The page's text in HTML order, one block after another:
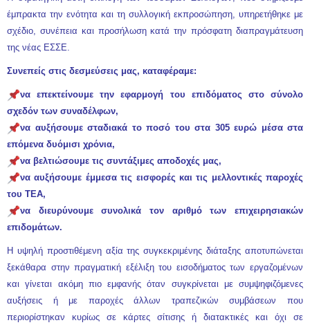
έμπρακτα την ενότητα και τη συλλογική εκπροσώπηση, υπηρετήθηκε με
σχέδιο, συνέπεια και προσήλωση κατά την πρόσφατη διαπραγμάτευση
της νέας ΕΣΣΕ.
Συνεπείς στις δεσμεύσεις μας, καταφέραμε:
να επεκτείνουμε την εφαρμογή του επιδόματος στο σύνολο
σχεδόν των συναδέλφων,
να αυξήσουμε σταδιακά το ποσό του στα 305 ευρώ μέσα στα
επόμενα δυόμισι χρόνια,
να βελτιώσουμε τις συντάξιμες αποδοχές μας,
να αυξήσουμε έμμεσα τις εισφορές και τις μελλοντικές παροχές
του ΤΕΑ,
να διευρύνουμε συνολικά τον αριθμό των επιχειρησιακών
επιδομάτων.
Η υψηλή προστιθέμενη αξία της συγκεκριμένης διάταξης αποτυπώνεται
ξεκάθαρα στην πραγματική εξέλιξη του εισοδήματος των εργαζομένων
και γίνεται ακόμη πιο εμφανής όταν συγκρίνεται με συμψηφιζόμενες
αυξήσεις ή με παροχές άλλων τραπεζικών συμβάσεων που
περιορίστηκαν κυρίως σε κάρτες σίτισης ή διατακτικές και όχι σε